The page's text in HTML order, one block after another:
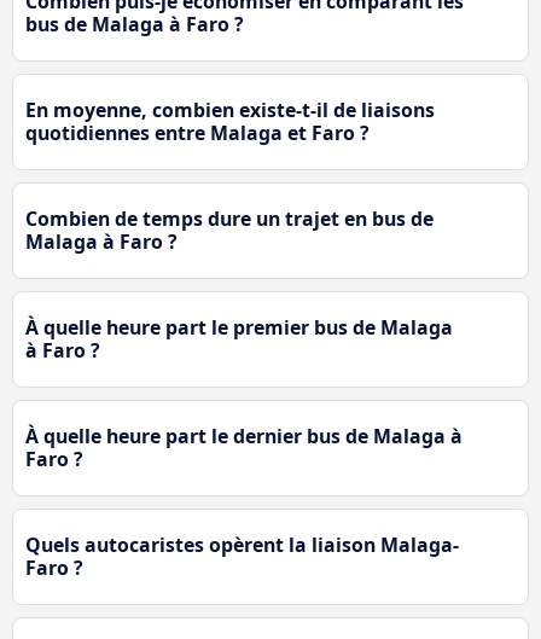
bus de Malaga à Faro ?
En moyenne, combien existe-t-il de liaisons
quotidiennes entre Malaga et Faro ?
Combien de temps dure un trajet en bus de
Malaga à Faro ?
À quelle heure part le premier bus de Malaga
à Faro ?
À quelle heure part le dernier bus de Malaga à
Faro ?
Quels autocaristes opèrent la liaison Malaga-
Faro ?